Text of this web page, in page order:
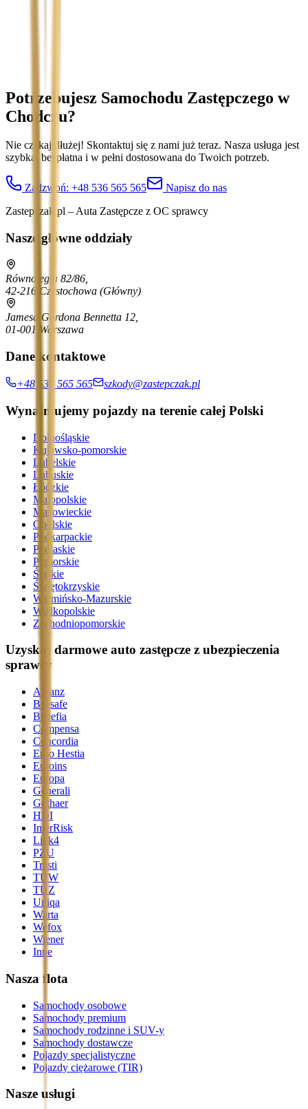
Potrzebujesz Samochodu Zastępczego w
Chodczu?
Nie czekaj dłużej! Skontaktuj się z nami już teraz. Nasza usługa jest
szybka, bezpłatna i w pełni dostosowana do Twoich potrzeb.
Zadzwoń: +48 536 565 565
Napisz do nas
Zastepczak.pl – Auta Zastępcze z OC sprawcy
Nasze główne oddziały
Równoległa 82/86,
42-216 Częstochowa (Główny)
Jamesa Gordona Bennetta 12,
01-001 Warszawa
Dane kontaktowe
+48 536 565 565 szkody@zastepczak.pl
Wynajmujemy pojazdy na terenie całej Polski
Dolnośląskie
Kujawsko-pomorskie
Lubelskie
Lubuskie
Łódzkie
Małopolskie
Mazowieckie
Opolskie
Podkarpackie
Podlaskie
Pomorskie
Śląskie
Świętokrzyskie
Warmińsko-Mazurskie
Wielkopolskie
Zachodniopomorskie
Uzyskaj darmowe auto zastępcze z ubezpieczenia
sprawcy
Allianz
Beesafe
Benefia
Compensa
Concordia
Ergo Hestia
Euroins
Europa
Generali
Gothaer
HDI
InterRisk
Link4
PZU
Trasti
TUW
TUZ
Uniqa
Warta
Wefox
Wiener
Inne
Nasza flota
Samochody osobowe
Samochody premium
Samochody rodzinne i SUV-y
Samochody dostawcze
Pojazdy specjalistyczne
Pojazdy ciężarowe (TIR)
Nasze usługi